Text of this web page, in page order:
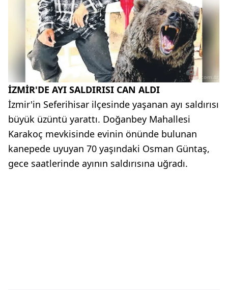
İZMİR'DE AYI SALDIRISI CAN ALDI
İzmir'in Seferihisar ilçesinde yaşanan ayı saldırısı
büyük üzüntü yarattı. Doğanbey Mahallesi
Karakoç mevkisinde evinin önünde bulunan
kanepede uyuyan 70 yaşındaki Osman Güntaş,
gece saatlerinde ayının saldırısına uğradı.